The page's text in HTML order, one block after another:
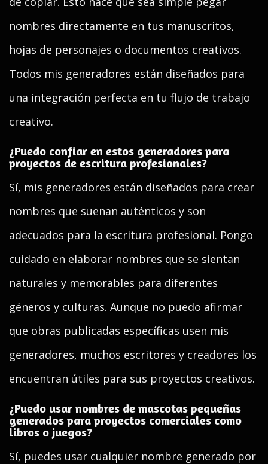
nombres directamente en tus manuscritos,
hojas de personajes o documentos creativos.
Todos mis generadores están diseñados para
una integración perfecta en tu flujo de trabajo
creativo.
¿Puedo confiar en estos generadores para
proyectos de escritura profesionales?
Sí, mis generadores están diseñados para crear
nombres que suenan auténticos y son
adecuados para la escritura profesional. Pongo
cuidado en elaborar nombres que se sientan
naturales y memorables para diferentes
géneros y culturas. Aunque no puedo afirmar
que obras publicadas específicas usen mis
generadores, muchos escritores y creadores los
encuentran útiles para sus proyectos creativos.
¿Puedo usar nombres de mascotas pequeñas
generados para proyectos comerciales como
libros o juegos?
Sí, puedes usar cualquier nombre generado por